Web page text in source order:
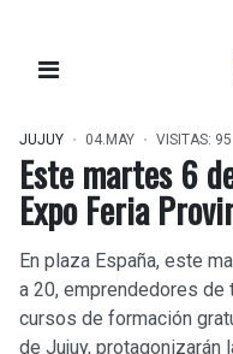
JUJUY 04.MAY VISITAS: 95
Este martes 6
Expo Feria
En plaza España, este
a 20, emprendedores de
cursos de formación
de Jujuy, protagonizarán